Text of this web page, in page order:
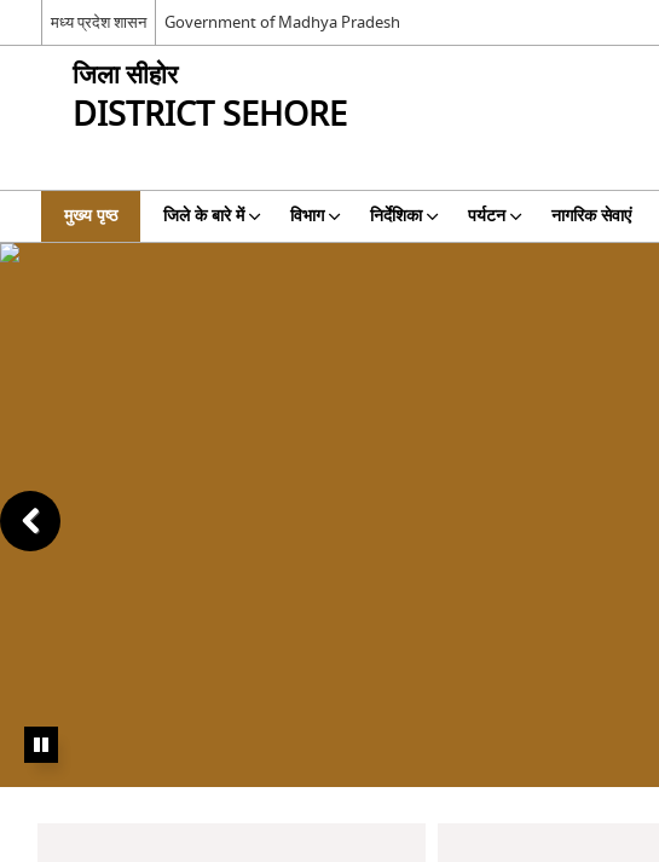
मध्य प्रदेश शासन Government of Madhya Pradesh
जिला सीहोर
DISTRICT SEHORE
मुख्य पृष्ठ जिले के बारे में विभाग निर्देशिका पर्यटन नागरिक सेवाएं